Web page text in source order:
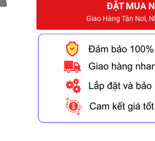
ĐẶT MUA
Giao Hàng Tận Nơi,